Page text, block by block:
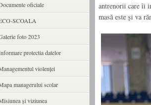
antrenorii care îi
masă este și va
oficiale
SCOALA
foto 2023
protectia datelor
violenței
managerului scolar
şi viziunea